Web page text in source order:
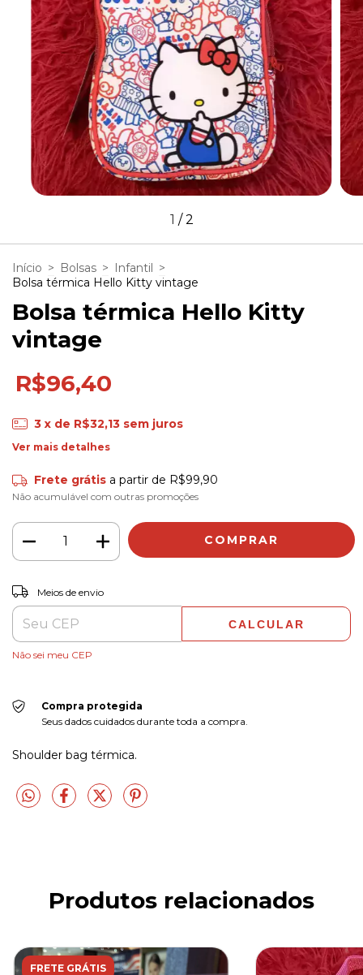
1 /2
Início > Bolsas > Infantil >
Bolsa térmica Hello Kitty vintage
Bolsa térmica Hello Kitty
vintage
R$96,40
3 x de R$32,13 sem juros
Ver mais detalhes
Frete grátis a partir de R$99,90
Não acumulável com outras promoções
Entregas para o CEP:
Meios de envio
CALCULAR
Não sei meu CEP
Compra protegida
Seus dados cuidados durante toda a compra.
Shoulder bag térmica.
Produtos relacionados
FRETE GRÁTIS